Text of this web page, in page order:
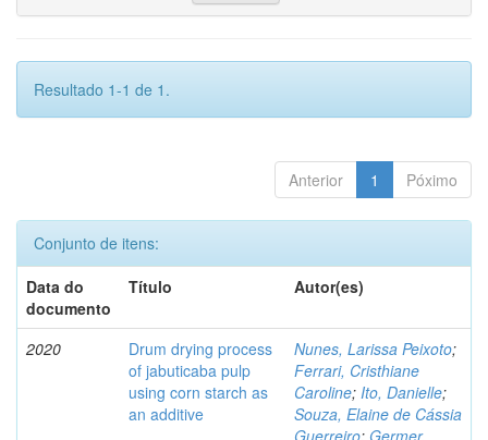
Resultado 1-1 de 1.
Anterior 1 Póximo
Conjunto de itens:
Data do
documento
Título Autor(es)
2020
Drum drying process
of jabuticaba pulp
using corn starch as
an additive
Nunes, Larissa Peixoto;
Ferrari, Cristhiane
Caroline; Ito, Danielle;
Souza, Elaine de Cássia